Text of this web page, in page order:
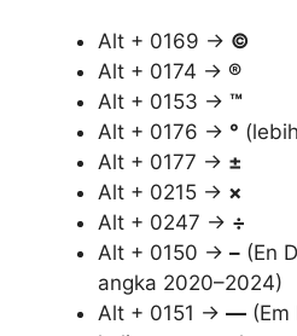
Alt + 0169 → ©
Alt + 0174 → ®
Alt + 0153 → ™
Alt + 0176 → °
Alt + 0177 → ±
Alt + 0215 → ×
Alt + 0247 → ÷
Alt + 0150 → – (En
angka 2020–2024)
Alt + 0151 → —